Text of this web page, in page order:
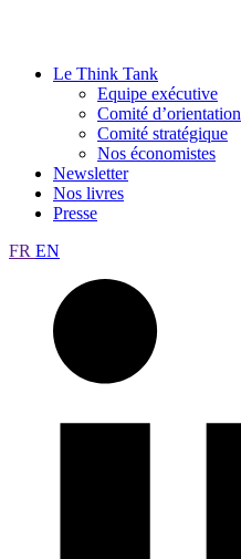
Le Think Tank
Equipe exécutive
Comité d’orientation
Comité stratégique
Nos économistes
Newsletter
Nos livres
Presse
FR EN